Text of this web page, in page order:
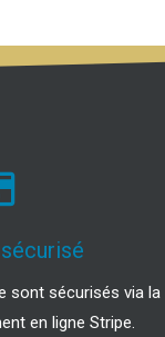
sont sécurisés via la
en ligne Stripe.